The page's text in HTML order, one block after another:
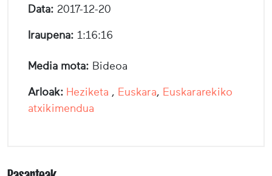
Data: 2017-12-20
Iraupena: 1:16:16
Media mota: Bideoa
Arloak: Heziketa , Euskara, Euskararekiko
atxikimendua